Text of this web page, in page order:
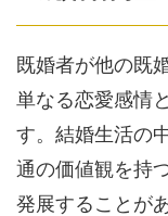
既婚者が他の既
単なる恋愛感情
す。結婚生活の
通の価値観を持
発展することが